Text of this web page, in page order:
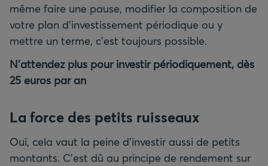
même faire une pause, modifier la composition de
votre plan d'investissement périodique ou y
mettre un terme, c'est toujours possible.
N'attendez plus pour investir périodiquement, dès
25 euros par an
La force des petits ruisseaux
Oui, cela vaut la peine d'investir aussi de petits
montants. C'est dû au principe de rendement sur